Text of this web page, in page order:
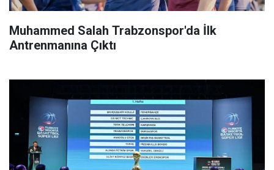
Muhammed Salah Trabzonspor'da İlk
Antrenmanına Çıktı